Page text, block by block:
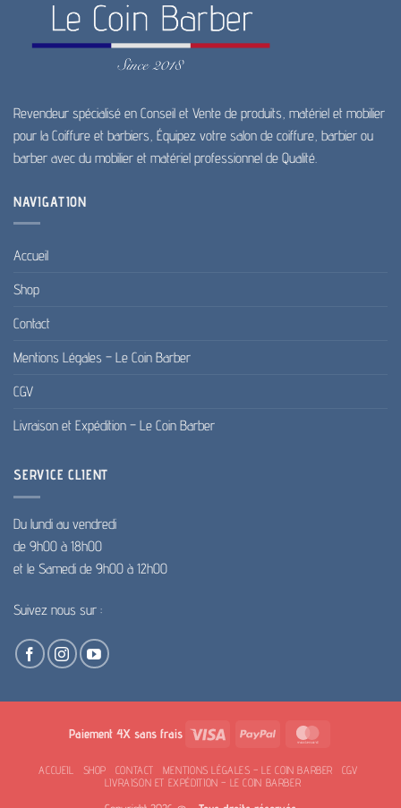
Revendeur spécialisé en Conseil et Vente de produits, matériel et mobilier
pour la Coiffure et barbiers, Équipez votre salon de coiffure, barbier ou
barber avec du mobilier et matériel professionnel de Qualité.
NAVIGATION
Accueil
Shop
Contact
Mentions Légales – Le Coin Barber
CGV
Livraison et Expédition – Le Coin Barber
SERVICE CLIENT
Du lundi au vendredi
de 9h00 à 18h00
et le Samedi de 9h00 à 12h00
Suivez nous sur :
Paiement 4X sans frais Visa PayPal
ACCUEIL SHOP CONTACT MENTIONS LÉGALES – LE COIN BARBER
CGV
LIVRAISON ET EXPÉDITION – LE COIN BARBER